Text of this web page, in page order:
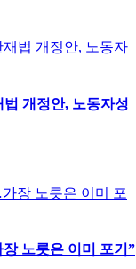
법 개정안, 노동자성
노릇은 이미 포기”